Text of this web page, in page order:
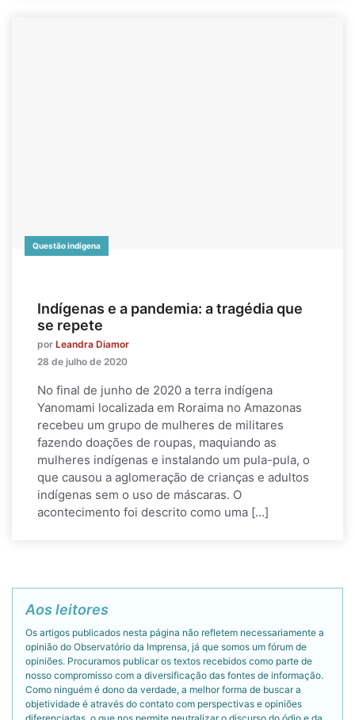
Questão indígena
Indígenas e a pandemia: a tragédia que
se repete
por Leandra Diamor
28 de julho de 2020
No final de junho de 2020 a terra indígena
Yanomami localizada em Roraima no Amazonas
recebeu um grupo de mulheres de militares
fazendo doações de roupas, maquiando as
mulheres indígenas e instalando um pula-pula, o
que causou a aglomeração de crianças e adultos
indígenas sem o uso de máscaras. O
acontecimento foi descrito como uma […]
Aos leitores
Os artigos publicados nesta página não refletem necessariamente a
opinião do Observatório da Imprensa, já que somos um fórum de
opiniões. Procuramos publicar os textos recebidos como parte de
nosso compromisso com a diversificação das fontes de informação.
Como ninguém é dono da verdade, a melhor forma de buscar a
objetividade é através do contato com perspectivas e opiniões